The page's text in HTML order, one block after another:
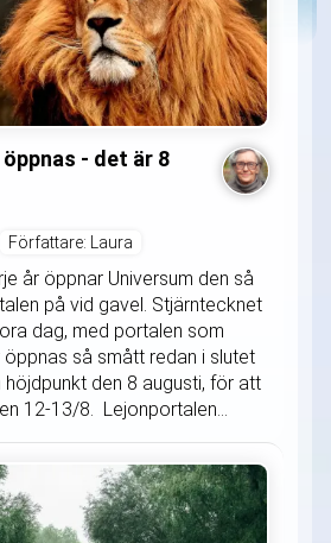
- det är 8
Författare: Laura
år öppnar Universum den så
på vid gavel. Stjärntecknet
dag, med portalen som
så smått redan i slutet
höjdpunkt den 8 augusti, för att
12-13/8. Lejonportalen...